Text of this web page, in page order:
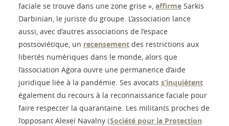
faciale se trouve dans une zone grise », affirme Sarkis
Darbinian, le juriste du groupe. L’association lance
aussi, avec d’autres associations de l’espace
postsoviétique, un recensement des restrictions aux
libertés numériques dans le monde, alors que
l’association Agora ouvre une permanence d’aide
juridique liée à la pandémie. Ses avocats s’inquiètent
également du recours à la reconnaissance faciale pour
faire respecter la quarantaine. Les militants proches de
l’opposant Alexeï Navalny (Société pour la Protection